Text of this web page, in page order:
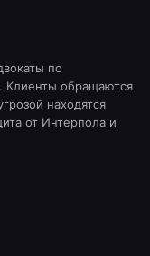
по
обращаются
находятся
от Интерпола и